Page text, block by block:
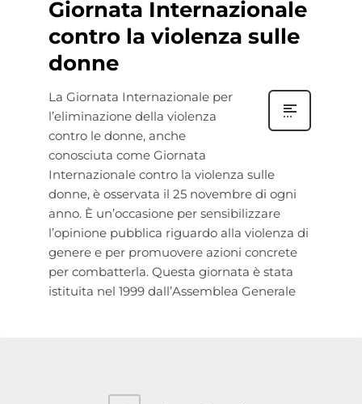
Giornata Internazionale
contro la violenza sulle
donne
La Giornata Internazionale per
l’eliminazione della violenza
contro le donne, anche
conosciuta come Giornata
Internazionale contro la violenza sulle
donne, è osservata il 25 novembre di ogni
anno. È un’occasione per sensibilizzare
l’opinione pubblica riguardo alla violenza di
genere e per promuovere azioni concrete
per combatterla. Questa giornata è stata
istituita nel 1999 dall’Assemblea Generale